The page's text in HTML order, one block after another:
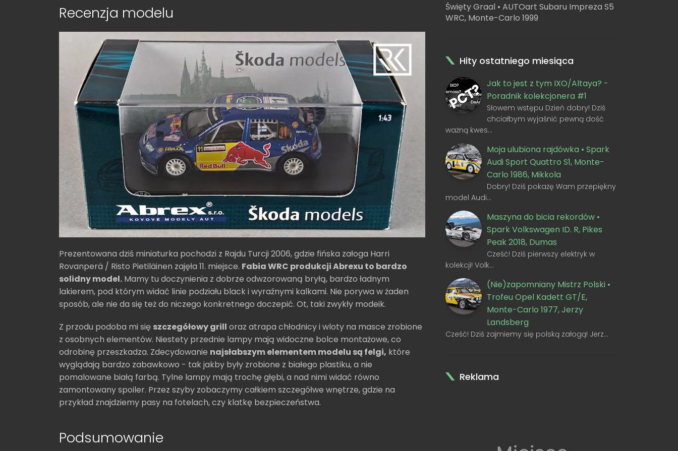
Recenzja modelu
Prezentowana dziś miniaturka pochodzi z Rajdu Turcji 2006, gdzie fińska załoga Harri
Rovanperä / Risto Pietiläinen zajęła 11. miejsce. Fabia WRC produkcji Abrexu to bardzo
solidny model. Mamy tu doczynienia z dobrze odwzorowaną bryłą, bardzo ładnym
lakierem, pod którym widać linie podziału black i wyraźnymi kalkami. Nie porywa w żaden
sposób, ale nie da się też do niczego konkretnego doczepić. Ot, taki zwykły modeik.
Z przodu podoba mi się szczegółowy grill oraz atrapa chłodnicy i wloty na masce zrobione
z osobnych elementów. Niestety przednie lampy mają widoczne bolce montażowe, co
odrobinę przeszkadza. Zdecydowanie najsłabszym elementem modelu są felgi, które
wyglądają bardzo zabawkowo - tak jakby były zrobione z białego plastiku, a nie
pomalowane białą farbą. Tylne lampy mają trochę głębi, a nad nimi widać równo
zamontowany spoiler. Przez szyby zobaczymy całkiem szczegółwe wnętrze, gdzie na
przykład znajdziemy pasy na fotelach, czy klatkę bezpieczeństwa.
Podsumowanie
Święty Graal • AUTOart Subaru Impreza S5
WRC, Monte-Carlo 1999
Hity ostatniego miesiąca
Jak to jest z tym IXO/Altaya? -
Poradnik kolekcjonera #1
Słowem wstępu Dzień dobry! Dziś
chciałbym wyjaśnić pewną dość
ważną kwes…
Moja ulubiona rajdówka • Spark
Audi Sport Quattro S1, Monte-
Carlo 1986, Mikkola
Dobry! Dziś pokażę Wam przepiękny
model Audi…
Maszyna do bicia rekordów •
Spark Volkswagen ID. R, Pikes
Peak 2018, Dumas
Cześć! Dziś pierwszy elektryk w
kolekcji! Volk…
(Nie)zapomniany Mistrz Polski •
Trofeu Opel Kadett GT/E,
Monte-Carlo 1977, Jerzy
Landsberg
Cześć! Dziś zajmiemy się polską załogą! Jerz…
Reklama